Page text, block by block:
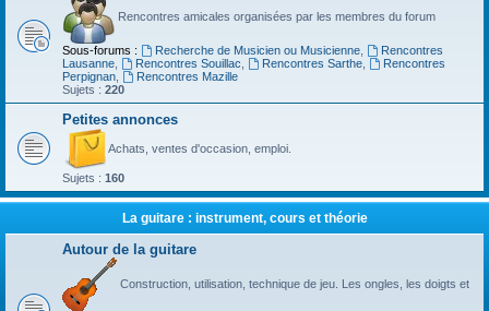
Rencontres amicales organisées par les membres du forum
Sous-forums : Recherche de Musicien ou Musicienne,
Rencontres
Lausanne
Rencontres Souillac Rencontres Sarthe,
Rencontres
Perpignan
Rencontres Mazille
Sujets : 220
Petites annonces
Achats, ventes d'occasion, emploi.
Sujets : 160
La guitare : instrument, cours et théorie
Autour de la guitare
Construction, utilisation, technique de jeu. Les ongles, les doigts et